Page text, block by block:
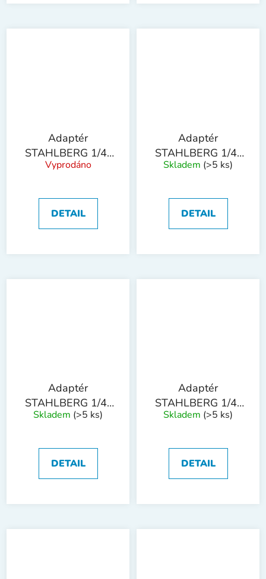
Adaptér
STAHLBERG 1/4"
6hran 8mm
Vyprodáno
DETAIL
Adaptér
STAHLBERG 1/4"
6hran 10mm
Skladem (>5 ks)
DETAIL
Adaptér
STAHLBERG 1/4"
6hran 12mm
Skladem (>5 ks)
DETAIL
Adaptér
STAHLBERG 1/4"
6hran 13mm
Skladem (>5 ks)
DETAIL